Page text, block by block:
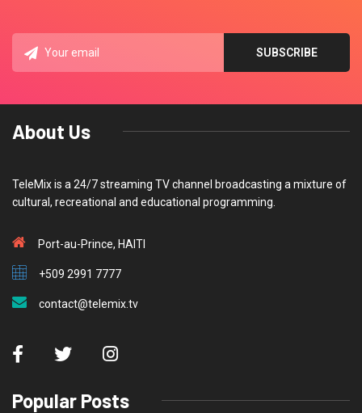
About Us
TeleMix is a 24/7 streaming TV channel broadcasting a mixture of
cultural, recreational and educational programming.
Port-au-Prince, HAITI
+509 2991 7777
contact@telemix.tv
Popular Posts